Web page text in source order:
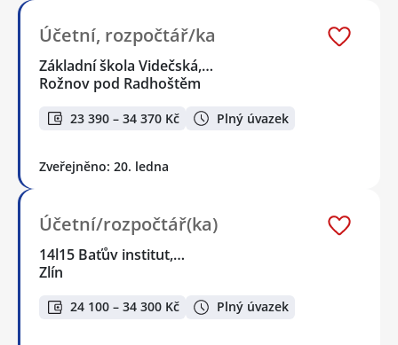
Účetní, rozpočtář/ka
Základní škola Videčská,…
Rožnov pod Radhoštěm
23 390 – 34 370 Kč Plný úvazek
Zveřejněno: 20. ledna
Účetní/rozpočtář(ka)
14l15 Baťův institut,…
Zlín
24 100 – 34 300 Kč Plný úvazek